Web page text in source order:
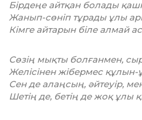
Бірдеңе айтқан болады
Жанып-сөніп тұрады ұлы
Кімге айтарын біле алмай
Сөзің мықты болғанмен,
Желісінен жібермес құлын-
Сен де алаңсың, әйтеуір,
Шетің де, бетің де жоқ ұлы